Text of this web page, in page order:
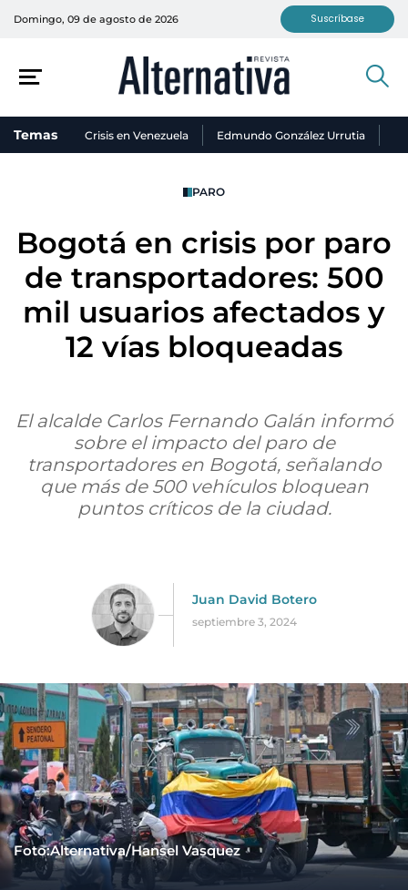
Domingo, 09 de agosto de 2026 Suscríbase
Temas Crisis en Venezuela Edmundo González Urrutia
PARO
Bogotá en crisis por paro
de transportadores: 500
mil usuarios afectados y
12 vías bloqueadas
El alcalde Carlos Fernando Galán informó
sobre el impacto del paro de
transportadores en Bogotá, señalando
que más de 500 vehículos bloquean
puntos críticos de la ciudad.
Juan David Botero
septiembre 3, 2024
Foto:Alternativa/Hansel Vasquez